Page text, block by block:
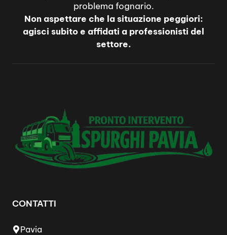
problema fognario.
Non aspettare che la situazione peggiori:
agisci subito e affidati a professionisti del
settore.
CONTATTI
Pavia